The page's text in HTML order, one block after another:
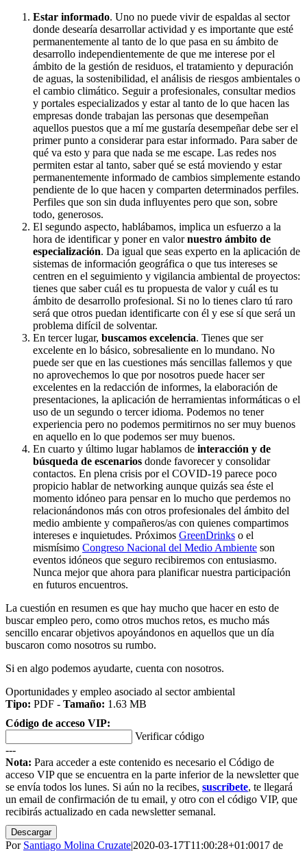
Estar informado. Uno no puede vivir de espaldas al sector
donde desearía desarrollar actividad y es importante que esté
permanentemente al tanto de lo que pasa en su ámbito de
desarrollo independientemente de que me interese por el
ámbito de la gestión de residuos, el tratamiento y depuración
de aguas, la sostenibilidad, el análisis de riesgos ambientales o
el cambio climático. Seguir a profesionales, consultar medios
y portales especializados y estar al tanto de lo que hacen las
empresas donde trabajan las personas que desempeñan
aquellos puestos que a mí me gustaría desempeñar debe ser el
primer punto a considerar para estar informado. Para saber de
qué va esto y para que nada se me escape. Las redes nos
permiten estar al tanto, saber qué se está moviendo y estar
permanentemente informado de cambios simplemente estando
pendiente de lo que hacen y comparten determinados perfiles.
Perfiles que son sin duda influyentes pero que son, sobre
todo, generosos.
El segundo aspecto, hablábamos, implica un esfuerzo a la
hora de identificar y poner en valornuestro ámbito de
especialización. Da igual que seas experto en la aplicación de
sistemas de información geográfica o que tus intereses se
centren en el seguimiento y vigilancia ambiental de proyectos:
tienes que saber cuál es tu propuesta de valor y cuál es tu
ámbito de desarrollo profesional. Si no lo tienes claro tú raro
será que otros puedan identificarte con él y ese sí que será un
problema difícil de solventar.
En tercer lugar, buscamos excelencia. Tienes que ser
excelente en lo básico, sobresaliente en lo mundano. No
puede ser que en las cuestiones más sencillas fallemos y que
no aprovechemos lo que por nosotros puede hacer ser
excelentes en la redacción de informes, la elaboración de
presentaciones, la aplicación de herramientas informáticas o el
uso de un segundo o tercer idioma. Podemos no tener
experiencia pero no podemos permitirnos no ser muy buenos
en aquello en lo que podemos ser muy buenos.
En cuarto y último lugar hablamos de interacción y de
búsqueda de escenarios donde favorecer y consolidar
contactos. En plena crisis por el COVID-19 parece poco
propicio hablar de networking aunque quizás sea éste el
momento idóneo para pensar en lo mucho que perdemos no
relacionándonos más con otros profesionales del ámbito del
medio ambiente y compañeros/as con quienes compartimos
intereses e inquietudes. Próximos GreenDrinks o el
mismísimo Congreso Nacional del Medio Ambiente son
eventos idóneos que seguro recibiremos con entusiasmo.
Nunca mejor que ahora para planificar nuestra participación
en futuros encuentros.
La cuestión en resumen es que hay mucho que hacer en esto de
buscar empleo pero, como otros muchos retos, es mucho más
sencillo encarar objetivos apoyándonos en aquellos que un día
buscaron como nosotros su rumbo.
Si en algo podemos ayudarte, cuenta con nosotros.
Oportunidades y empleo asociado al sector ambiental
Tipo: PDF - Tamaño: 1.63 MB
Código de acceso VIP:
Verificar código
---
Nota: Para acceder a este contenido es necesario el Código de
acceso VIP que se encuentra en la parte inferior de la newsletter que
se envía todos los lunes. Si aún no la recibes, suscríbete, te llegará
un email de confirmación de tu email, y otro con el código VIP, que
recibirás actualizado en cada newsletter semanal.
Descargar
Por Santiago Molina Cruzate|2020-03-17T11:00:28+01:0017 de